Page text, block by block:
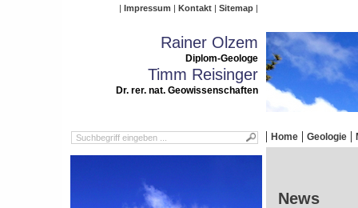
Impressum Kontakt Sitemap
Rainer Olzem
Diplom-Geologe
Timm Reisinger
Dr. rer. nat. Geowissenschaften
Home Geologie
News